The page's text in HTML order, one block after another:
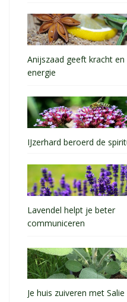
Anijszaad geeft kracht en
energie
IJzerhard beroerd de
Lavendel helpt je beter
communiceren
Je huis zuiveren met Salie